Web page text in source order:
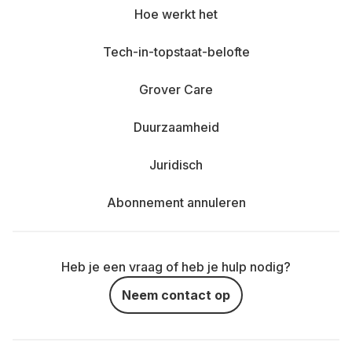
Hoe werkt het
Tech-in-topstaat-belofte
Grover Care
Duurzaamheid
Juridisch
Abonnement annuleren
Heb je een vraag of heb je hulp nodig?
Neem contact op